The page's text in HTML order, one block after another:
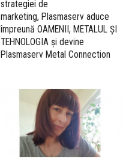
strategiei de
marketing, Plasmaserv aduce
împreună OAMENII, METALUL ȘI
TEHNOLOGIA și devine
Plasmaserv Metal Connection